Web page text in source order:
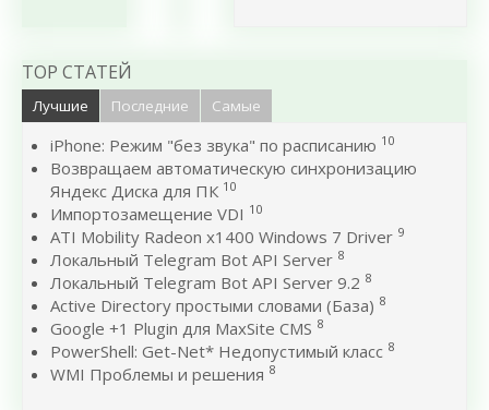
TOP СТАТЕЙ
Лучшие Последние Самые
iPhone: Режим "без звука" по расписанию 10
Возвращаем автоматическую синхронизацию
Яндекс Диска для ПК 10
Импортозамещение VDI 10
ATI Mobility Radeon x1400 Windows 7 Driver 9
Локальный Telegram Bot API Server 8
Локальный Telegram Bot API Server 9.2 8
Active Directory простыми словами (База) 8
Google +1 Plugin для MaxSite CMS 8
PowerShell: Get-Net* Недопустимый класс 8
WMI Проблемы и решения 8